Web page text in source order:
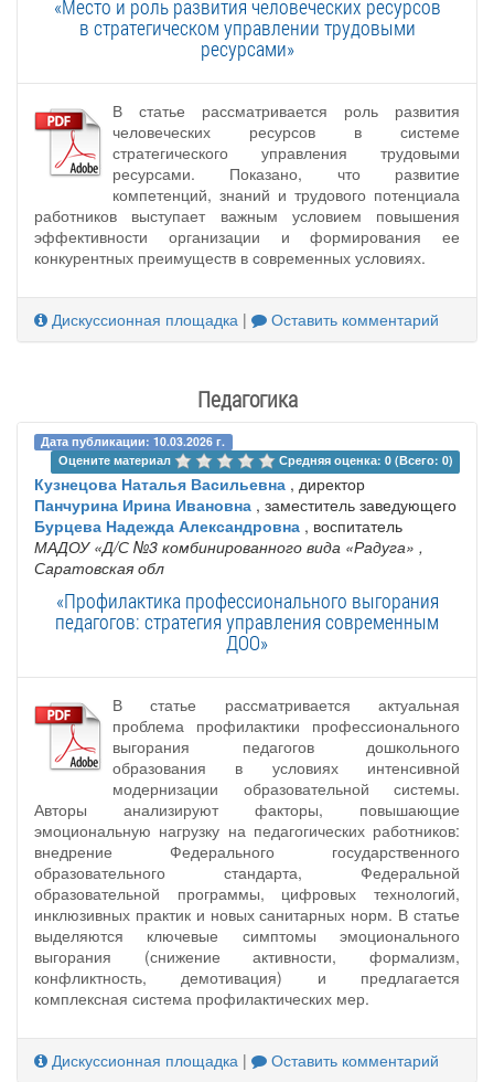
«Место и роль развития человеческих ресурсов
в стратегическом управлении трудовыми
ресурсами»
В статье рассматривается роль развития
человеческих ресурсов в системе
стратегического управления трудовыми
ресурсами. Показано, что развитие
компетенций, знаний и трудового потенциала
работников выступает важным условием повышения
эффективности организации и формирования ее
конкурентных преимуществ в современных условиях.
Дискуссионная площадка | Оставить комментарий
Педагогика
Дата публикации: 10.03.2026 г.
Оцените материал
Средняя оценка: 0 (Всего: 0)
Кузнецова Наталья Васильевна , директор
Панчурина Ирина Ивановна , заместитель заведующего
Бурцева Надежда Александровна , воспитатель
МАДОУ «Д/С №3 комбинированного вида «Радуга» ,
Саратовская обл
«Профилактика профессионального выгорания
педагогов: стратегия управления современным
ДОО»
В статье рассматривается актуальная
проблема профилактики профессионального
выгорания педагогов дошкольного
образования в условиях интенсивной
модернизации образовательной системы.
Авторы анализируют факторы, повышающие
эмоциональную нагрузку на педагогических работников:
внедрение Федерального государственного
образовательного стандарта, Федеральной
образовательной программы, цифровых технологий,
инклюзивных практик и новых санитарных норм. В статье
выделяются ключевые симптомы эмоционального
выгорания (снижение активности, формализм,
конфликтность, демотивация) и предлагается
комплексная система профилактических мер.
Дискуссионная площадка | Оставить комментарий